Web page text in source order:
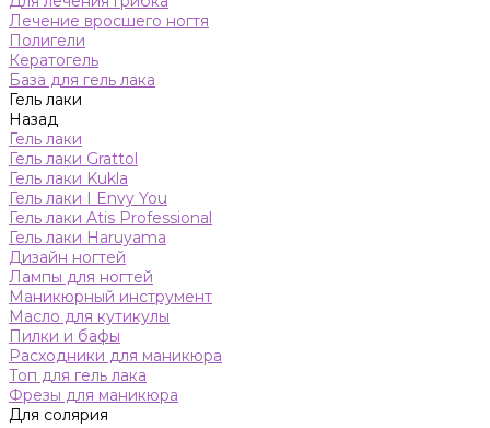
Лечение вросшего ногтя
Полигели
Кератогель
База для гель лака
Гель лаки
Назад
Гель лаки
Гель лаки Grattol
Гель лаки Kukla
Гель лаки I Envy You
Гель лаки Atis Professional
Гель лаки Haruyama
Дизайн ногтей
Лампы для ногтей
Маникюрный инструмент
Масло для кутикулы
Пилки и бафы
Расходники для маникюра
Топ для гель лака
Фрезы для маникюра
Для солярия